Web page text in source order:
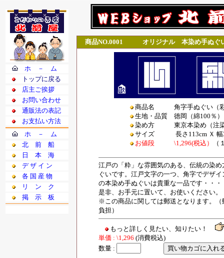
ホ － ム
トップに戻る
店主ご挨拶
お問い合わせ
通販法の表記
お支払い方法
ホ － ム
北 前 船
日 本 海
デ ザ イ ン
各 国 産 物
リ ン ク
掲 示 板
商品NO.0001 オリジナル 本染め手ぬぐ
商品名 角字手ぬぐい（
生地・品質 徳岡（綿100％）
染め方 東京本染め（注
サイズ
長さ113cm Ｘ 幅
お値段 \1,296(税込） （
江戸の「粋」な雰囲気のある、伝統の染
ぐいです。江戸文字の一つ、角字でデザ
の本染め手ぬぐいは貴重な一品です・・・
是非、お手元に置いて、お使いください。
※この商品に関しては郵送となります。（
負担）
もっと詳しく見たい、知りたい！
単価 : \1 296 (消費税込)
数量 :